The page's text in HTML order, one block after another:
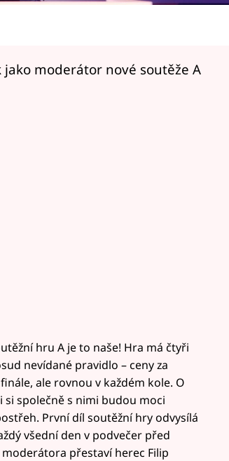
moderátor nové soutěže A
hru A je to naše! Hra má čtyři
nevídané pravidlo – ceny za
ale rovnou v každém kole. O
si společně s nimi budou moci
První díl soutěžní hry odvysílá
všední den v podvečer před
přestaví herec Filip